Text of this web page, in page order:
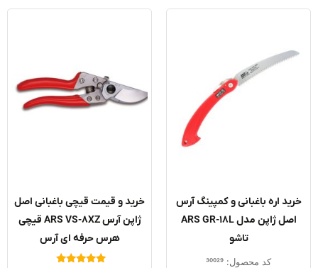
اره باغبانی و کمپینگ آرس
اصل ژاپن مدل ARS GR-18L
کد محصول: 30029
خرید و قیمت قیچی باغبانی اصل
ژاپن آرس ARS VS-8XZ قیچی
هرس حرفه ای آرس